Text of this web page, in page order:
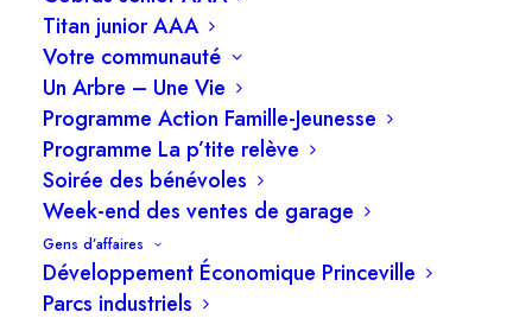
Titan junior AAA
Votre communauté
Un Arbre – Une Vie
Programme Action Famille-Jeunesse
Programme La p’tite relève
Soirée des bénévoles
Week-end des ventes de garage
Gens d’affaires
Développement Économique Princeville
Parcs industriels
Cette orientation vise à renforcer la qualité de
vie des citoyens et à encourager des initiatives
inclusives et intergénérationnelles.
Des infrastructures accessibles
Princeville s’engage à rendre ses parcs et
espaces publics plus accessibles, grâce à une
politique d’accessibilité universelle et à
l’aménagement d’espaces adaptés à tous les